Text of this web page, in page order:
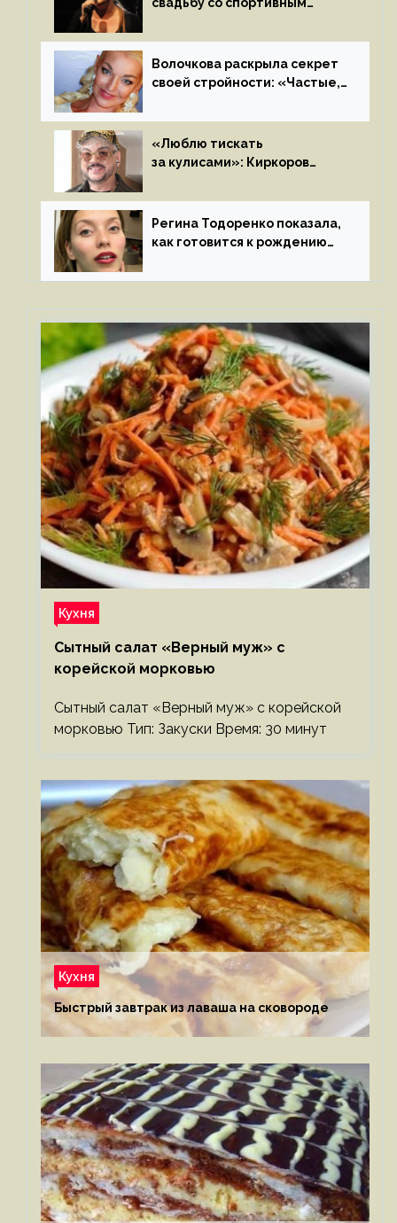
летом
Волочкова раскрыла секрет
своей стройности: «Частые,
«Люблю тискать
за кулисами»: Киркоров
к молодой особе
Регина Тодоренко показала,
как готовится к рождению
Кухня
Сытный салат «Верный муж» с
корейской морковью
Сытный салат «Верный муж» с корейской
морковью Тип: Закуски Время: 30 минут
Кухня
Быстрый завтрак из лаваша на сковороде